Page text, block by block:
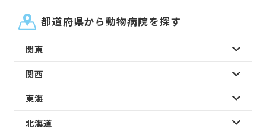
都道府県から動物病院を探す
関東
関西
東海
北海道